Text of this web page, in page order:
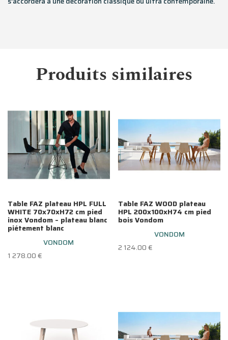
Produits similaires
Table FAZ plateau HPL FULL
WHITE 70x70xH72 cm pied
inox Vondom – plateau blanc
piétement blanc
VONDOM
1 278.00€
Table FAZ WOOD plateau
HPL 200x100xH74 cm pied
bois Vondom
VONDOM
2 124.00€